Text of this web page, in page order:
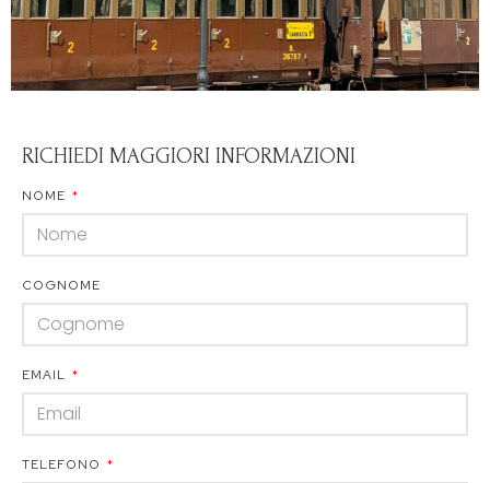
RICHIEDI MAGGIORI INFORMAZIONI
NOME
COGNOME
EMAIL
TELEFONO